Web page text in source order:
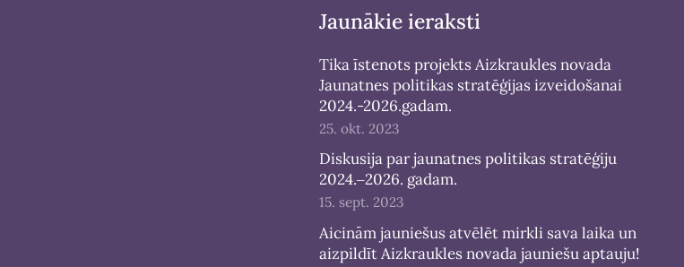
Jaunākie ieraksti
Tika īstenots projekts Aizkraukles novada
Jaunatnes politikas stratēģijas izveidošanai
2024.-2026.gadam.
25. okt. 2023
Diskusija par jaunatnes politikas stratēģiju
2024.‒2026. gadam.
15. sept. 2023
Aicinām jauniešus atvēlēt mirkli sava laika un
aizpildīt Aizkraukles novada jauniešu aptauju!